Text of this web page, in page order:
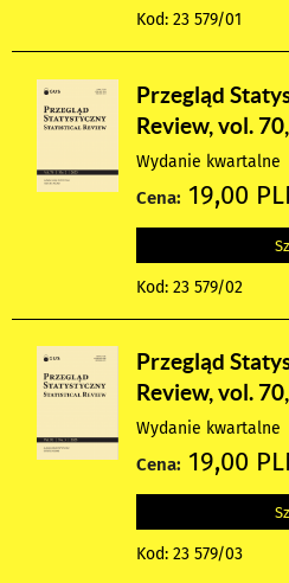
Kod: 23 579/01
Przegląd
Review, vol.
Wydanie kwartalne
Cena: 19,00
Kod: 23 579/02
Przegląd
Review, vol.
Wydanie kwartalne
Cena: 19,00
Kod: 23 579/03